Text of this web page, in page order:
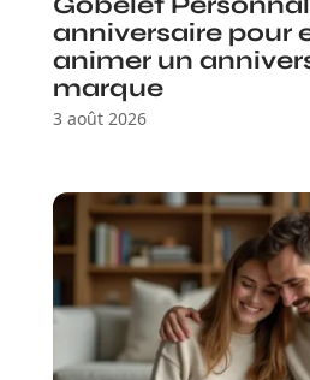
anniversaire pour
animer un
marque
3 août 2026